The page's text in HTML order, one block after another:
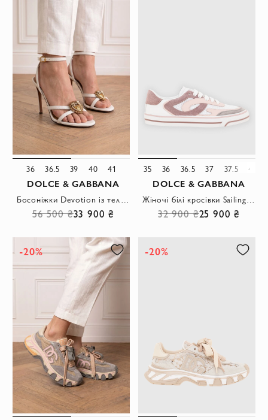
36 36.5 39 40 41
DOLCE & GABBANA
56 500 ₴33 900 ₴
35 36 36.5 37 37.5 40
DOLCE & GABBANA
32 900 ₴25 900 ₴
-20% -20%